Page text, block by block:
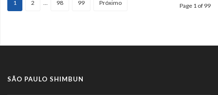
1 2 … 98 99 Próximo Page 1 of 99
SÃO PAULO SHIMBUN